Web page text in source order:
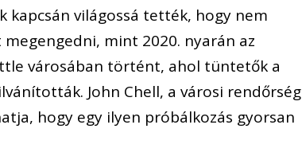
világossá tették, hogy nem
mint 2020. nyarán az
városában történt, ahol tüntetők a
John Chell, a városi rendőrség
hogy egy ilyen próbálkozás gyorsan